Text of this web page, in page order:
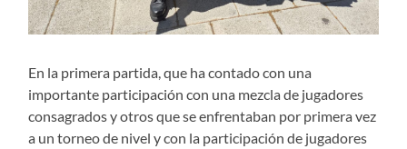
En la primera partida, que ha contado con una
importante participación con una mezcla de jugadores
consagrados y otros que se enfrentaban por primera vez
a un torneo de nivel y con la participación de jugadores